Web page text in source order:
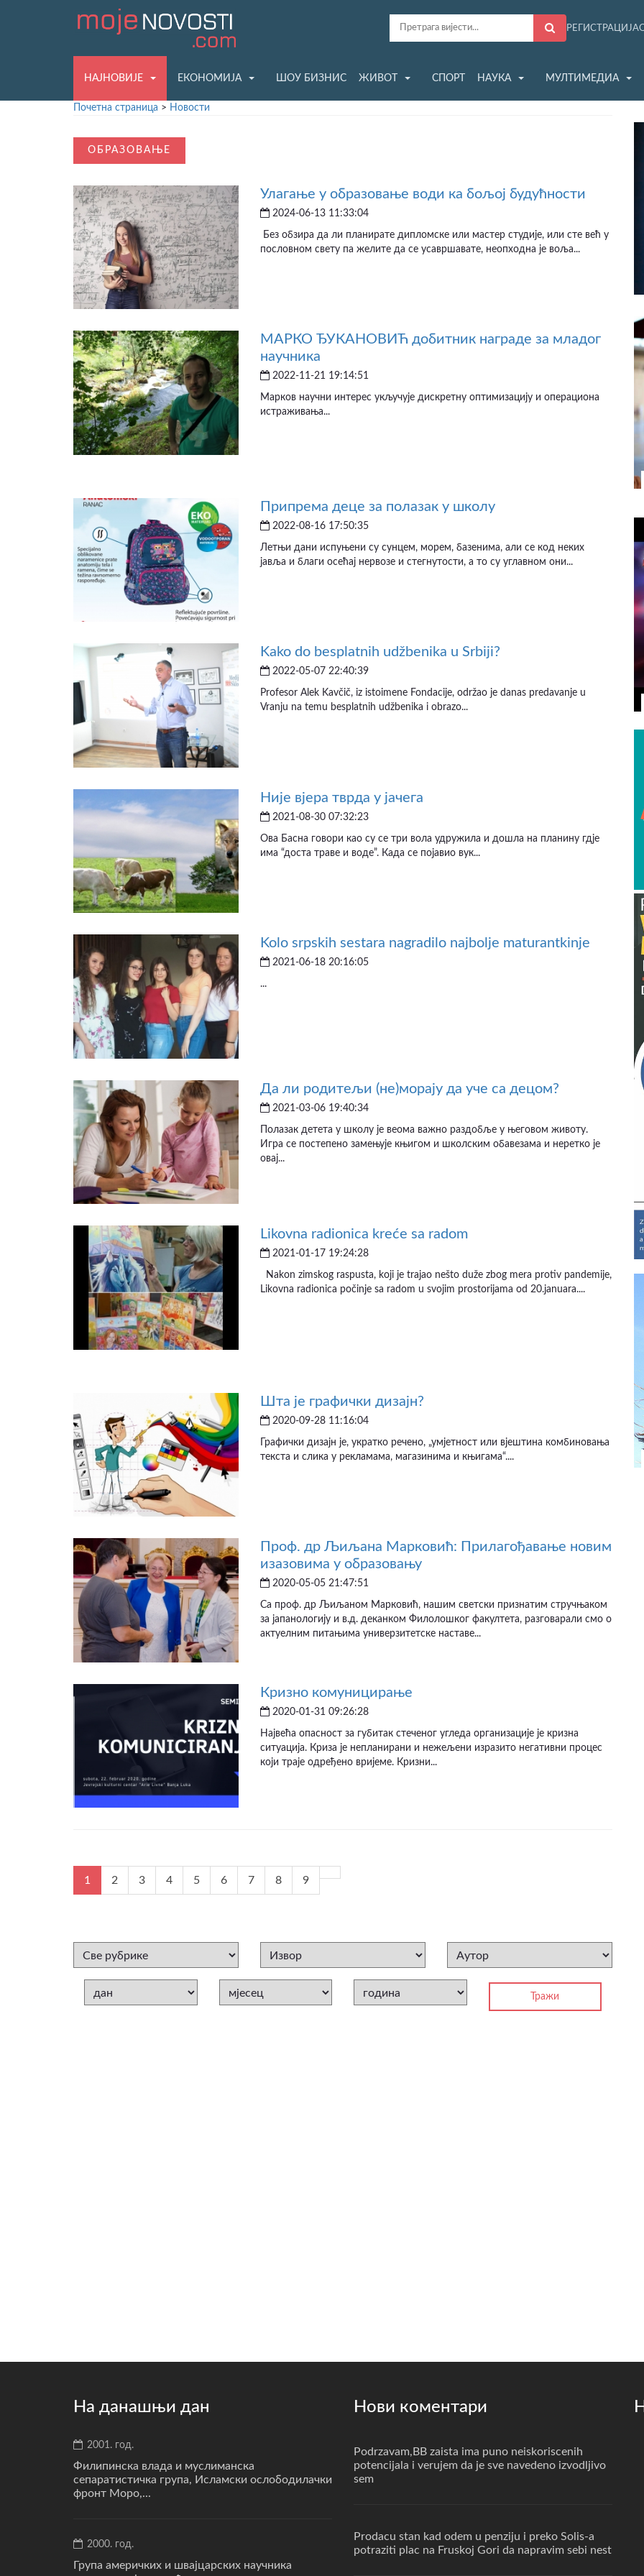
РЕГИСТРАЦИЈА
НАЈНОВИЈЕ ЕКОНОМИЈА ШОУ БИЗНИС ЖИВОТ СПОРТ НАУКА МУЛТИМЕДИА
Почетна страница > Новости
ОБРАЗОВАЊЕ
Улагање у образовање води ка бољој будућности
2024-06-13 11:33:04
Без обзира да ли планирате дипломске или мастер студије, или сте већ у
пословном свету па желите да се усавршавате, неопходна је воља...
МАРКО ЂУКАНОВИЋ добитник награде за младог
научника
2022-11-21 19:14:51
Марков научни интерес укључује дискретну оптимизацију и операциона
истраживања...
Припрема деце за полазак у школу
2022-08-16 17:50:35
Летњи дани испуњени су сунцем, морем, базенима, али се код неких
јавља и благи осећај нервозе и стегнутости, а то су углавном они...
Kako do besplatnih udžbenika u Srbiji?
2022-05-07 22:40:39
Profesor Alek Kavčič, iz istoimene Fondacije, održao je danas predavanje u
Vranju na temu besplatnih udžbenika i obrazo...
Није вјера тврда у јачега
2021-08-30 07:32:23
Ова Басна говори као су се три вола удружила и дошла на планину гдје
има “доста траве и воде”. Када се појавио вук...
Kolo srpskih sestara nagradilo najbolje maturantkinje
2021-06-18 20:16:05
...
Да ли родитељи (не)морају да уче са децом?
2021-03-06 19:40:34
Полазак детета у школу је веома важно раздобље у његовом животу.
Игра се постепено замењује књигом и школским обавезама и неретко је
овај...
Likovna radionica kreće sa radom
2021-01-17 19:24:28
Nakon zimskog raspusta, koji je trajao nešto duže zbog mera protiv pandemije,
Likovna radionica počinje sa radom u svojim prostorijama od 20.januara....
Шта је графички дизајн?
2020-09-28 11:16:04
Графички дизајн је, укратко речено, „умjетност или вjештина комбиновања
текста и слика у рекламама, магазинима и књигама“....
Проф. др Љиљана Марковић: Прилагођавање новим
изазовима у образовању
2020-05-05 21:47:51
Са проф. др Љиљаном Марковић, нашим светски признатим стручњаком
за јапанологију и в.д. деканком Филолошког факултета, разговарали смо о
актуелним питањима универзитетске наставе...
Кризно комуницирање
2020-01-31 09:26:28
Највећа опасност за губитак стеченог угледа организације је кризна
ситуација. Криза је непланирани и нежељени изразито негативни процес
који траје одређено вријеме. Кризни...
1 2 3 4 5 6 7 8 9
ВИДЕО
На данашњи дан
2001. год.
Филипинска влада и муслиманска
сепаратистичка група, Исламски ослободилачки
фронт Моро,...
2000. год.
Група америчких и швајцарских научника
Нови коментари
Podrzavam,BB zaista ima puno neiskoriscenih
potencijala i verujem da je sve navedeno izvodljivo
sem
Prodacu stan kad odem u penziju i preko Solis-a
potraziti plac na Fruskoj Gori da napravim sebi nest